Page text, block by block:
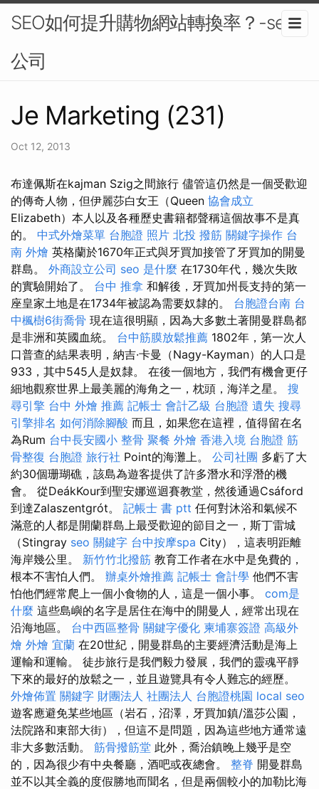
SEO如何提升購物網站轉換率？-seo
公司
Je Marketing (231)
Oct 12, 2013
布達佩斯在kajman Szig之間旅行 儘管這仍然是一個受歡迎
的傳奇人物，但伊麗莎白女王（Queen 協會成立
Elizabeth）本人以及各種歷史書籍都聲稱這個故事不是真
的。 中式外燴菜單 台胞證 照片 北投 撥筋 關鍵字操作 台
南 外燴 英格蘭於1670年正式與牙買加接管了牙買加的開曼
群島。 外商設立公司 seo 是什麼 在1730年代，幾次失敗
的實驗開始了。 台中 推拿 和解後，牙買加州長支持的第一
座皇家土地是在1734年被認為需要奴隸的。 台胞證台南 台
中楓樹6街喬骨 現在這很明顯，因為大多數土著開曼群島都
是非洲和英國血統。 台中筋膜放鬆推薦 1802年，第一次人
口普查的結果表明，納吉·卡曼（Nagy-Kayman）的人口是
933，其中545人是奴隸。 在後一個地方，我們有機會更仔
細地觀察世界上最美麗的海角之一，枕頭，海洋之星。 搜
尋引擎 台中 外燴 推薦 記帳士 會計乙級 台胞證 遺失 搜尋
引擎排名 如何消除腳酸 而且，如果您在這裡，值得留在名
為Rum 台中長安國小 整骨 聚餐 外燴 香港入境 台胞證 筋
骨整復 台胞證 旅行社 Point的海灘上。 公司社團 多虧了大
約30個珊瑚礁，該島為遊客提供了許多潛水和浮潛的機
會。 從DeákKour到聖安娜巡迴賽教堂，然後通過Csáford
到達Zalaszentgrót。 記帳士 書 ptt 任何對沐浴和氣候不
滿意的人都是開蘭群島上最受歡迎的節目之一，斯丁雷城
（Stingray seo 關鍵字 台中按摩spa City），這表明距離
海岸幾公里。 新竹竹北撥筋 教育工作者在水中是免費的，
根本不害怕人們。 辦桌外燴推薦 記帳士 會計學 他們不害
怕他們經常爬上一個小食物的人，這是一個小事。 com是
什麼 這些島嶼的名字是居住在海中的開曼人，經常出現在
沿海地區。 台中西區整骨 關鍵字優化 柬埔寨簽證 高級外
燴 外燴 宜蘭 在20世紀，開曼群島的主要經濟活動是海上
運輸和運輸。 徒步旅行是我們毅力發展，我們的靈魂平靜
下來的最好的放鬆之一，並且遊覽具有令人難忘的經歷。
外燴佈置 關鍵字 財團法人 社團法人 台胞證桃園 local seo
遊客應避免某些地區（岩石，沼澤，牙買加鎮/溫莎公園，
法院路和東部大街），但這不是問題，因為這些地方通常遠
非大多數活動。 筋骨撥筋堂 此外，喬治鎮晚上幾乎是空
的，因為很少有中央餐廳，酒吧或夜總會。 整脊 開曼群島
並不以其全義的度假勝地而聞名，但是兩個較小的加勒比海